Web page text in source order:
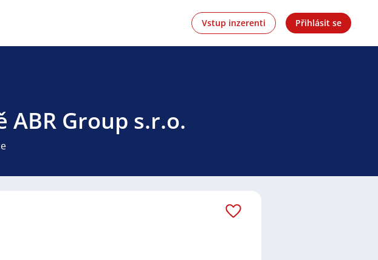
Vstup inzerenti Přihlásit se
ABR Group s.r.o.